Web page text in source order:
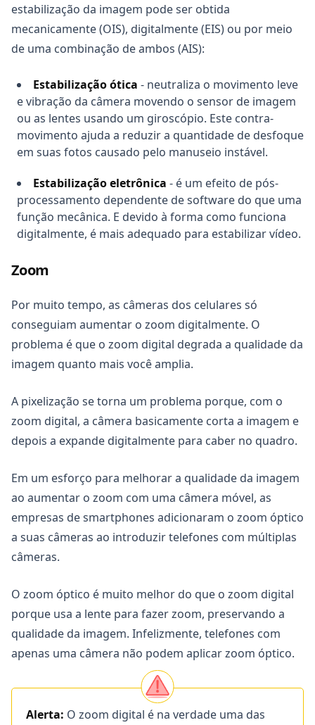
estabilização da imagem pode ser obtida
mecanicamente (OIS), digitalmente (EIS) ou por meio
de uma combinação de ambos (AIS):
Estabilização ótica - neutraliza o movimento leve
e vibração da câmera movendo o sensor de imagem
ou as lentes usando um giroscópio. Este contra-
movimento ajuda a reduzir a quantidade de desfoque
em suas fotos causado pelo manuseio instável.
Estabilização eletrônica - é um efeito de pós-
processamento dependente de software do que uma
função mecânica. E devido à forma como funciona
digitalmente, é mais adequado para estabilizar vídeo.
Zoom
Por muito tempo, as câmeras dos celulares só
conseguiam aumentar o zoom digitalmente. O
problema é que o zoom digital degrada a qualidade da
imagem quanto mais você amplia.
A pixelização se torna um problema porque, com o
zoom digital, a câmera basicamente corta a imagem e
depois a expande digitalmente para caber no quadro.
Em um esforço para melhorar a qualidade da imagem
ao aumentar o zoom com uma câmera móvel, as
empresas de smartphones adicionaram o zoom óptico
a suas câmeras ao introduzir telefones com múltiplas
câmeras.
O zoom óptico é muito melhor do que o zoom digital
porque usa a lente para fazer zoom, preservando a
qualidade da imagem. Infelizmente, telefones com
apenas uma câmera não podem aplicar zoom óptico.
Alerta: O zoom digital é na verdade uma das